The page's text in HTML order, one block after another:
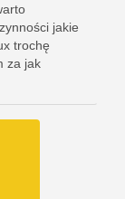
jakie
trochę
za jak
server-